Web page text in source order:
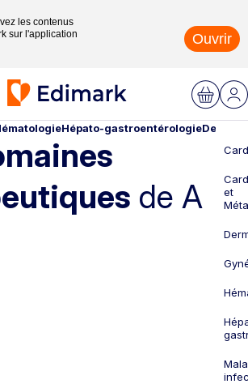
les contenus
sur l'application
Ouvrir
Hépato-gastroentérologie
de A
et